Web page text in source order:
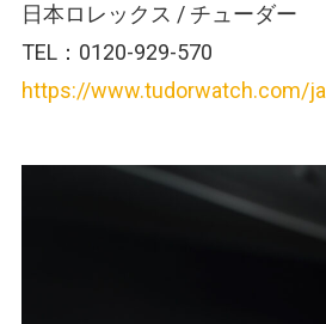
日本ロレックス / チューダー
TEL：0120-929-570
https://www.tudorwatch.com/ja